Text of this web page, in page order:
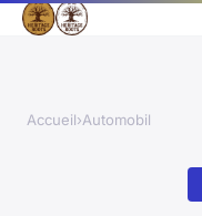
Accueil›Automobil